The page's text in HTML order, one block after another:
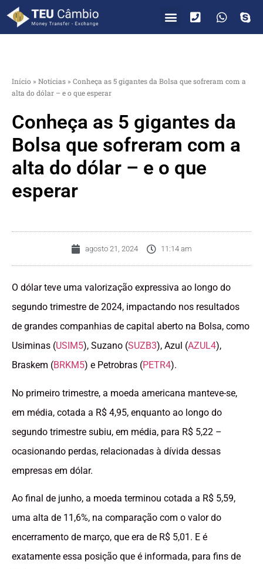
Início » Notícias » Conheça as 5 gigantes da Bolsa que sofreram com a
alta do dólar – e o que esperar
Conheça as 5 gigantes da
Bolsa que sofreram com a
alta do dólar – e o que
esperar
agosto 21, 2024 11:14 am
O dólar teve uma valorização expressiva ao longo do
segundo trimestre de 2024, impactando nos resultados
de grandes companhias de capital aberto na Bolsa, como
Usiminas (USIM5), Suzano (SUZB3), Azul (AZUL4),
Braskem (BRKM5) e Petrobras (PETR4).
No primeiro trimestre, a moeda americana manteve-se,
em média, cotada a R$ 4,95, enquanto ao longo do
segundo trimestre subiu, em média, para R$ 5,22 –
ocasionando perdas, relacionadas à dívida dessas
empresas em dólar.
Ao final de junho, a moeda terminou cotada a R$ 5,59,
uma alta de 11,6%, na comparação com o valor do
encerramento de março, que era de R$ 5,01. E é
exatamente essa posição que é informada, para fins de